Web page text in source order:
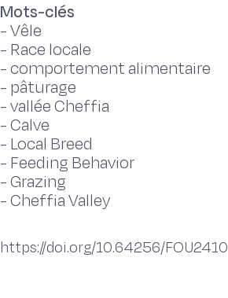
Mots-clés
-Vêle
- Race locale
-comportement alimentaire
- pâturage
-vallée Cheffia
-Calve
- Local Breed
- Feeding Behavior
-Grazing
-Cheffia Valley
https://doi.org/10.64256/FOU2410